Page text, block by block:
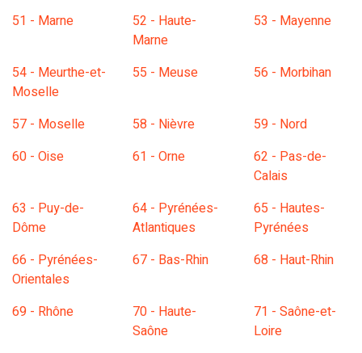
51 - Marne
52 - Haute-
Marne
53 - Mayenne
54 - Meurthe-et-
Moselle
55 - Meuse 56 - Morbihan
57 - Moselle 58 - Nièvre
59 - Nord
60 - Oise
61 - Orne
62 - Pas-de-
Calais
63 - Puy-de-
Dôme
64 - Pyrénées-
Atlantiques
65 - Hautes-
Pyrénées
66 - Pyrénées-
Orientales
67 - Bas-Rhin 68 - Haut-Rhin
69 - Rhône
70 - Haute-
Saône
71 - Saône-et-
Loire